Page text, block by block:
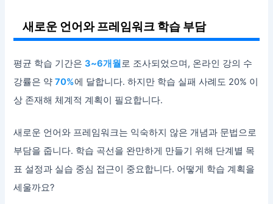
새로운 언어와 프레임워크 학습 부담
평균 학습 기간은3~6개월로 조사되었으며, 온라인 강의 수
강률은 약70%에 달합니다. 하지만 학습 실패 사례도 20% 이
상 존재해 체계적 계획이 필요합니다.
새로운 언어와 프레임워크는 익숙하지 않은 개념과 문법으로
부담을 줍니다. 학습 곡선을 완만하게 만들기 위해 단계별 목
표 설정과 실습 중심 접근이 중요합니다. 어떻게 학습 계획을
세울까요?